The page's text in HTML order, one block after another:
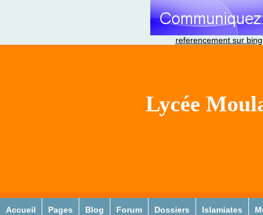
referencement sur bing
Lycée
Accueil Pages Blog Forum Dossiers Islamiates